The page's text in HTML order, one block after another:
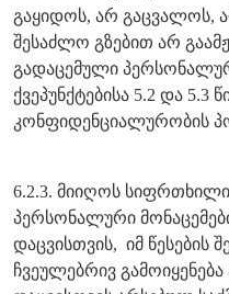
გაყიდოს, არ გაცვალოს,
შესაძლო გზებით არ
გადაცემული
ქვეპუნქტებისა 5.2 და 5.3
კონფიდენციალურობის
6.2.3. მიიღოს
პერსონალური
დაცვისთვის, იმ წესების
ჩვეულებრივ